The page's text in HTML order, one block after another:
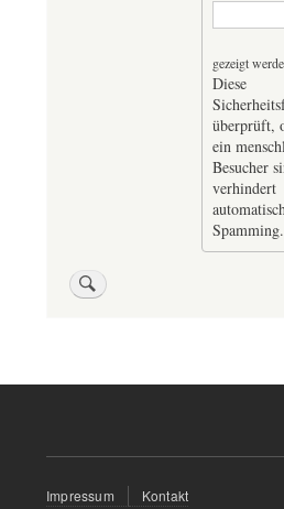
gezeigt
Diese
überprüft,
ein
Besucher
verhindert
Spamming.
Fußzeilenmenü
Impressum Kontakt